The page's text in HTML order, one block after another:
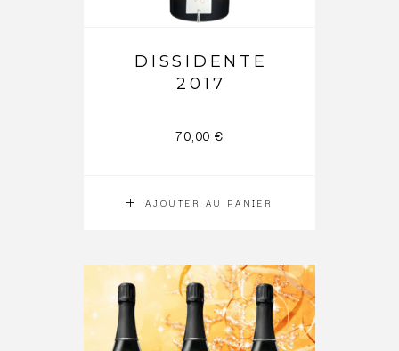
AJOUTER AU PANIER
DISSIDENTE
2017
70,00 €